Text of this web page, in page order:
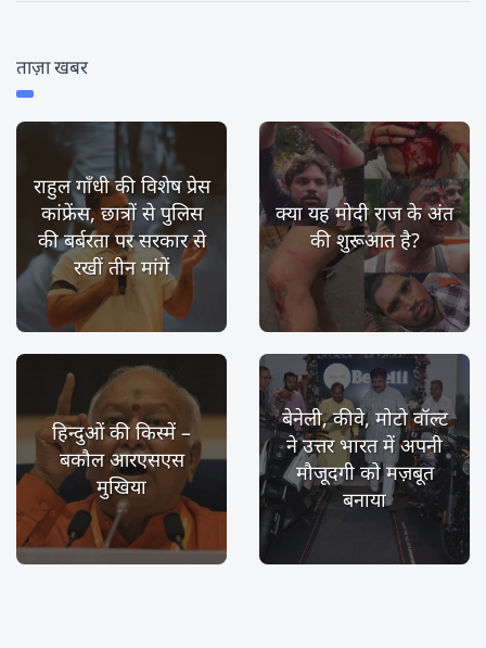
ताज़ा खबर
राहुल गाँधी की विशेष प्रेस
कांफ्रेंस, छात्रों से पुलिस
की बर्बरता पर सरकार से
रखीं तीन मांगें
क्या यह मोदी राज के अंत
की शुरूआत है?
हिन्दुओं की किस्में –
बकौल आरएसएस
मुखिया
बेनेली, कीवे, मोटो वॉल्ट
ने उत्तर भारत में अपनी
मौजूदगी को मज़बूत
बनाया